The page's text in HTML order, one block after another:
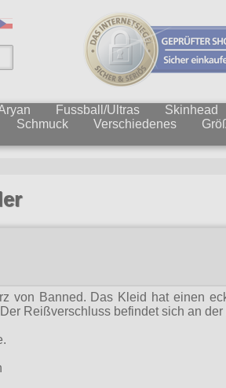
Fussball/Ultras Skinhead
Schmuck Verschiedenes
von Banned. Das Kleid hat einen
Reißverschluss befindet sich an der